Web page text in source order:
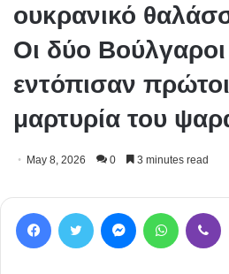
ουκρανικό
Οι δύο
εντόπισαν
μαρτυρία του
May 8, 2026 0 3 minutes read